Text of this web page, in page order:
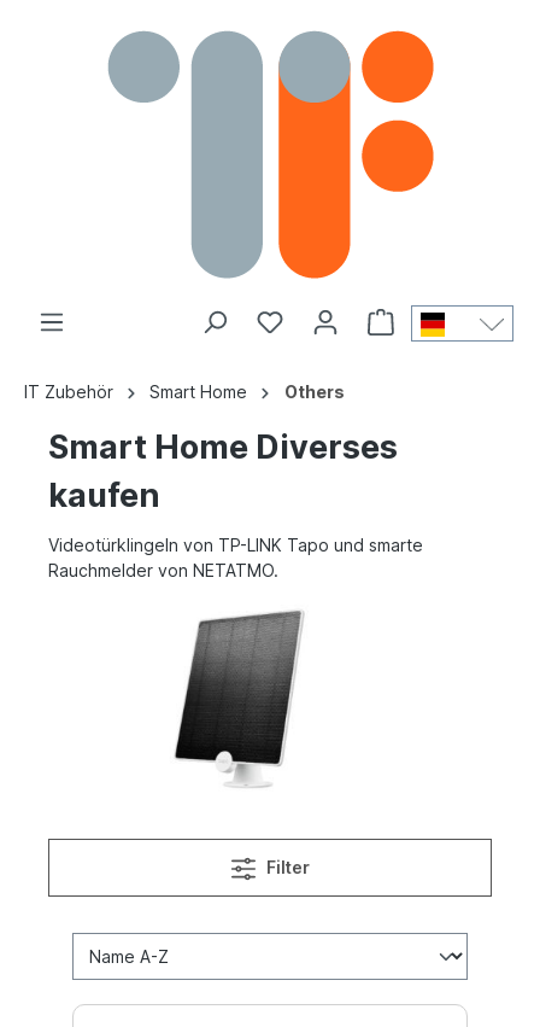
IT Zubehör Smart Home Others
Smart Home Diverses
kaufen
Videotürklingeln von TP-LINK Tapo und smarte
Rauchmelder von NETATMO.
Filter